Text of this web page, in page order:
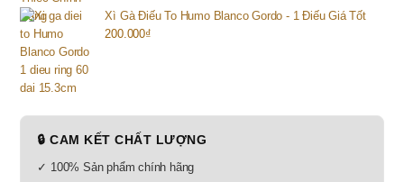
Xì Gà Điếu To Humo Blanco Gordo - 1 Điếu Giá Tốt
200.000₫
🔒 CAM KẾT CHẤT LƯỢNG
✓ 100% Sản phẩm chính hãng